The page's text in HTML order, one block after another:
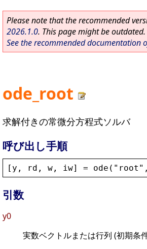
Please note that the recommended
2026.1.0. This page might be outdated.
See the recommended documentation
ode_root
求解付きの常微分方程式ソルバ
呼び出し手順
[ y , rd , w , iw] = ode ( " root "
引数
y0
実数ベクトルまたは行列 (初期条